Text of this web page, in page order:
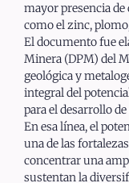
mayor presencia
como el zinc,
El documento fue
Minera (DPM) del
geológica y
integral del
para el desarrollo
En esa línea, el
una de las
concentrar una
sustentan la